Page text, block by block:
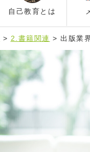
自己教育とは
> 2.書籍関連 > 出版業